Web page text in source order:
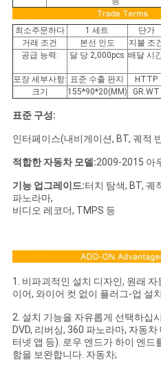
뉴
스
경
우
사
이
트
맵
PRIVACY
POLICY
최소주문하다 1 세트 단가
거래 조건
본선 인도 지불 조
공급 능력:
달 당 2,000pcs 배달 시
포장 세부사항: 표준 수출 판지 HTTP
크기
155*90*20(MM) GR.WT
표준 구성:
인터페이스(내비게이션, BT, 궤적
적합한 자동차 모델:2009-2015 아
기능 업그레이드:터치 탐색, BT, 궤
파노라마,
비디오 레코더, TMPS 등
1. 비파괴적인 설치 디자인, 원래
이어, 와이어 컷 없이 플러그-업 설
2. 설치 기능을 자유롭게 선택하십
DVD, 리버싱, 360 파노라마, 자동
터넷 앱 등). 로우 엔드가 하이 엔드
함을 보완합니다. 자동차;